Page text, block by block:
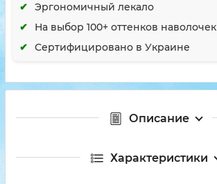
Эргономичный лекало
На выбор 100+ оттенков наволочек
Сертифицировано в Украине
Описание
Характеристики